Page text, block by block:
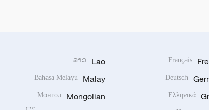
Français
Deutsch
Ελληνικά
Lao
ລາວ
Malay
Bahasa Melayu
Mongolian
Монгол